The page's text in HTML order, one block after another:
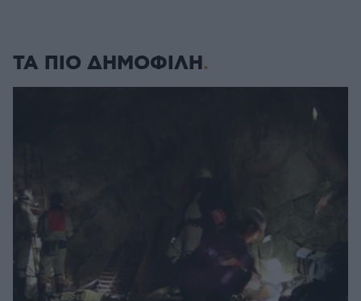
ΤΑ ΠΙΟ ΔΗΜΟΦΙΛΗ